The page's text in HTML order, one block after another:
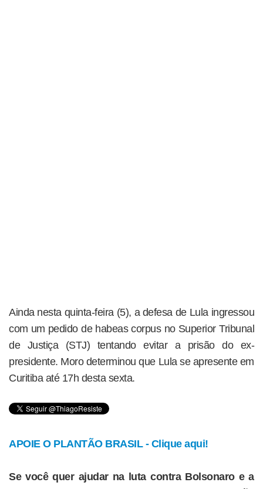
Ainda nesta quinta-feira (5), a defesa de Lula ingressou
com um pedido de habeas corpus no Superior Tribunal
de Justiça (STJ) tentando evitar a prisão do ex-
presidente. Moro determinou que Lula se apresente em
Curitiba até 17h desta sexta.
APOIE O PLANTÃO BRASIL - Clique aqui!
Se você quer ajudar na luta contra Bolsonaro e a